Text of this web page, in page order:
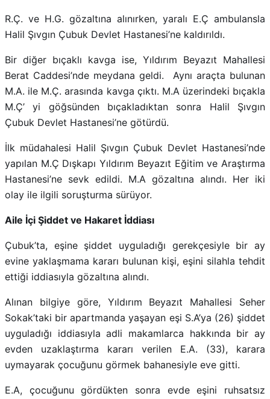
R.Ç. ve H.G. gözaltına alınırken, yaralı E.Ç ambulansla
Halil Şıvgın Çubuk Devlet Hastanesi’ne kaldırıldı.
Bir diğer bıçaklı kavga ise, Yıldırım Beyazıt Mahallesi
Berat Caddesi’nde meydana geldi. Aynı araçta bulunan
M.A. ile M.Ç. arasında kavga çıktı. M.A üzerindeki bıçakla
M.Ç’ yi göğsünden bıçakladıktan sonra Halil Şıvgın
Çubuk Devlet Hastanesi’ne götürdü.
İlk müdahalesi Halil Şıvgın Çubuk Devlet Hastanesi’nde
yapılan M.Ç Dışkapı Yıldırım Beyazıt Eğitim ve Araştırma
Hastanesi’ne sevk edildi. M.A gözaltına alındı. Her iki
olay ile ilgili soruşturma sürüyor.
Aile İçi Şiddet ve Hakaret İddiası
Çubuk’ta, eşine şiddet uyguladığı gerekçesiyle bir ay
evine yaklaşmama kararı bulunan kişi, eşini silahla tehdit
ettiği iddiasıyla gözaltına alındı.
Alınan bilgiye göre, Yıldırım Beyazıt Mahallesi Seher
Sokak’taki bir apartmanda yaşayan eşi S.A’ya (26) şiddet
uyguladığı iddiasıyla adli makamlarca hakkında bir ay
evden uzaklaştırma kararı verilen E.A. (33), karara
uymayarak çocuğunu görmek bahanesiyle eve gitti.
E.A, çocuğunu gördükten sonra evde eşini ruhsatsız